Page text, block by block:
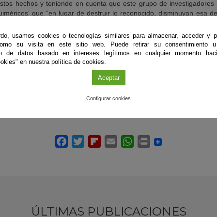
hechos y teniendo en cuenta que este grupo de
que “en lugar de destruir lo reconocido, disminuyan esa
contra el virus, a una función dual, que permita cambiar de
de inhibición, en los casos en que la actividad del sistema inmune
Miranda, J.P.; Fernández- Cisnal, R.; Olvera, L.; Moares, N.;
Activation of T Cells by an ACE2-Based CAR-like Receptor
ÚLTIMAS PUBLICACIONES
usamos cookies o tecnologías similares para almacenar, acceder y
su visita en este sitio web. Puede retirar su consentimiento
de datos basado en intereses legítimos en cualquier momento
en nuestra política de cookies.
Aceptar
Configurar cookies